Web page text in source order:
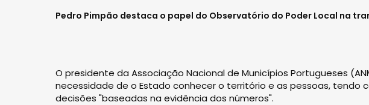
Pedro Pimpão destaca o papel do Observatório do Poder Local na
O presidente da Associação Nacional de Municípios Portugueses
necessidade de o Estado conhecer o território e as pessoas, tendo
decisões "baseadas na evidência dos números".